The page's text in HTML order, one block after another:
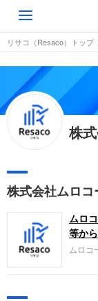
Toggle
navigation
リサコ（Resaco）トップ
株
株式会社ムロ
ムロ
等か
ムロコ
場す
脂関連